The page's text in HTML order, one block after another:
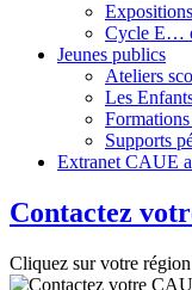
Cycle E…
Jeunes publics
Ateliers
Les
Formations
Supports
Extranet CAUE
Contactez
Cliquez sur votre